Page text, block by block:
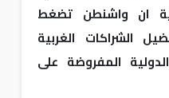
ان واشنطن تضغط
الشراكات الغربية
المفروضة على